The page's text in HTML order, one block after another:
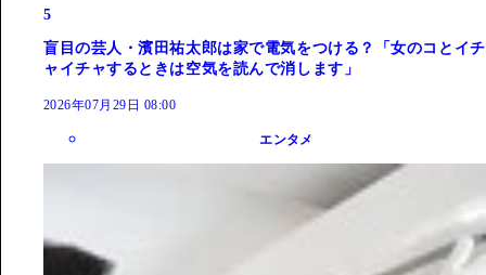
5
盲目の芸人・濱田祐太郎は家で電気をつける？「女のコとイチ
ャイチャするときは空気を読んで消します」
2026年07月29日 08:00
エンタメ